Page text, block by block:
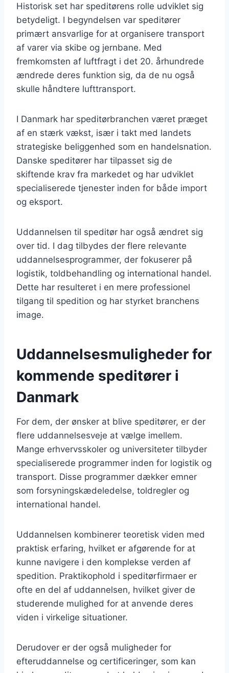
Historisk set har speditørens rolle udviklet sig
betydeligt. I begyndelsen var speditører
primært ansvarlige for at organisere transport
af varer via skibe og jernbane. Med
fremkomsten af luftfragt i det 20. århundrede
ændrede deres funktion sig, da de nu også
skulle håndtere lufttransport.
I Danmark har speditørbranchen været præget
af en stærk vækst, især i takt med landets
strategiske beliggenhed som en handelsnation.
Danske speditører har tilpasset sig de
skiftende krav fra markedet og har udviklet
specialiserede tjenester inden for både import
og eksport.
Uddannelsen til speditør har også ændret sig
over tid. I dag tilbydes der flere relevante
uddannelsesprogrammer, der fokuserer på
logistik, toldbehandling og international handel.
Dette har resulteret i en mere professionel
tilgang til spedition og har styrket branchens
image.
Uddannelsesmuligheder for
kommende speditører i
Danmark
For dem, der ønsker at blive speditører, er der
flere uddannelsesveje at vælge imellem.
Mange erhvervsskoler og universiteter tilbyder
specialiserede programmer inden for logistik og
transport. Disse programmer dækker emner
som forsyningskædeledelse, toldregler og
international handel.
Uddannelsen kombinerer teoretisk viden med
praktisk erfaring, hvilket er afgørende for at
kunne navigere i den komplekse verden af
spedition. Praktikophold i speditørfirmaer er
ofte en del af uddannelsen, hvilket giver de
studerende mulighed for at anvende deres
viden i virkelige situationer.
Derudover er der også muligheder for
efteruddannelse og certificeringer, som kan